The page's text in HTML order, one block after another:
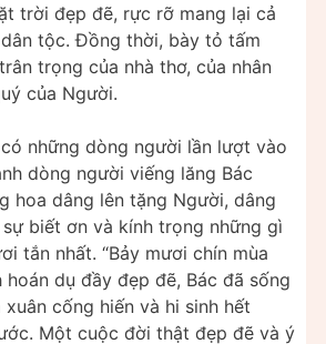
trời đẹp đẽ, rực rỡ mang lại cả
tộc. Đồng thời, bày tỏ tấm
trọng của nhà thơ, của nhân
của Người.
những dòng người lần lượt vào
dòng người viếng lăng Bác
hoa dâng lên tặng Người, dâng
sự biết ơn và kính trọng những gì
tắn nhất. “Bảy mươi chín mùa
hoán dụ đầy đẹp đẽ, Bác đã sống
cống hiến và hi sinh hết
Một cuộc đời thật đẹp đẽ và ý